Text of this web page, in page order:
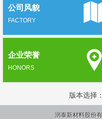
公司风貌
FACTORY
企业荣誉
HONORS
版本选择：
润泰新材料股份